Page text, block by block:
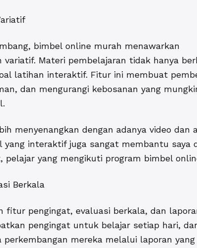
bimbel online murah menawarkan
Materi pembelajaran tidak hanya
latihan interaktif. Fitur ini membuat
dan mengurangi kebosanan yang
menyenangkan dengan adanya video dan
interaktif juga sangat membantu saya
yang mengikuti program bimbel
Berkala
fitur pengingat, evaluasi berkala, dan
pengingat untuk belajar setiap hari,
mereka melalui laporan yang